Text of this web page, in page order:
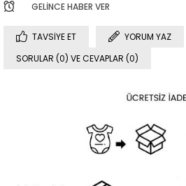
GELINCE HABER VER
TAVSIYE ET
YORUM YAZ
SORULAR (0) VE CEVAPLAR (0)